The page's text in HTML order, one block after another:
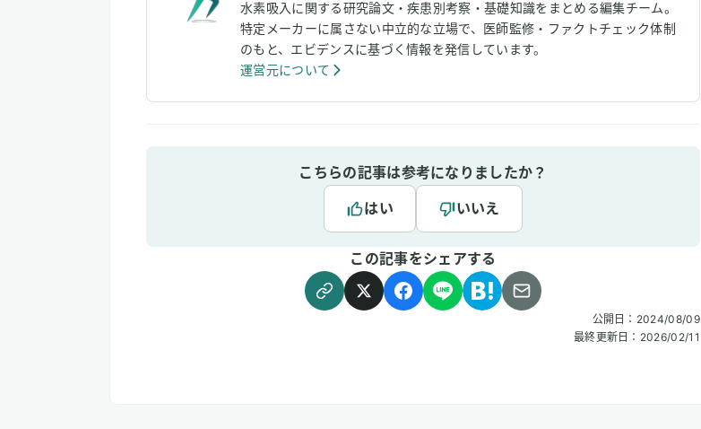
水素吸入に関する研究論文・疾患別考察・基礎知識をまとめる編集チーム。
特定メーカーに属さない中立的な立場で、医師監修・ファクトチェック体制
のもと、エビデンスに基づく情報を発信しています。
運営元について
こちらの記事は参考になりましたか？
はい
いいえ
この記事をシェアする
公開日： 2024/08/09
最終更新日： 2026/02/11